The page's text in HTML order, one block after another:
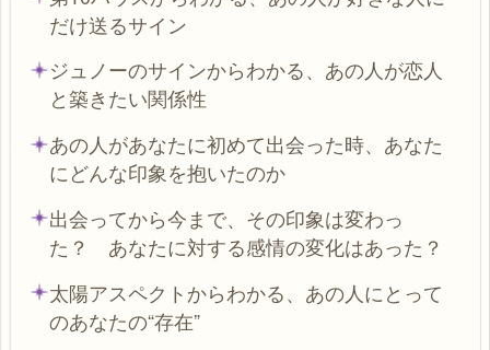
だけ送るサイン
ジュノーのサインからわかる、あの人が恋人
と築きたい関係性
あの人があなたに初めて出会った時、あなた
にどんな印象を抱いたのか
出会ってから今まで、その印象は変わっ
た？ あなたに対する感情の変化はあった？
太陽アスペクトからわかる、あの人にとって
のあなたの“存在”